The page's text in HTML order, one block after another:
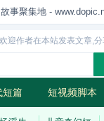
事聚集地 -
迎作者在本站发表文章,
短篇 短视频脚本